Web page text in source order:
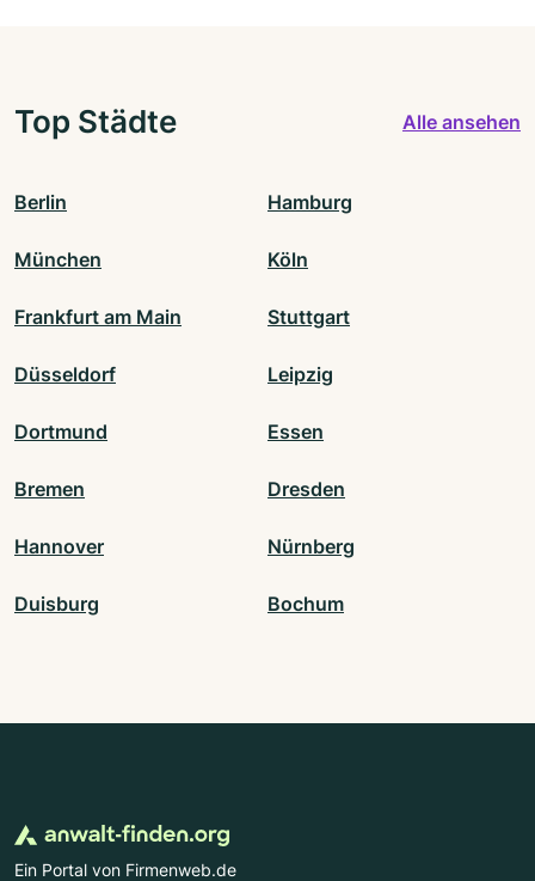
Top Städte Alle ansehen
Berlin Hamburg
München Köln
Frankfurt am Main Stuttgart
Düsseldorf Leipzig
Dortmund Essen
Bremen Dresden
Hannover Nürnberg
Duisburg Bochum
Ein Portal von Firmenweb.de